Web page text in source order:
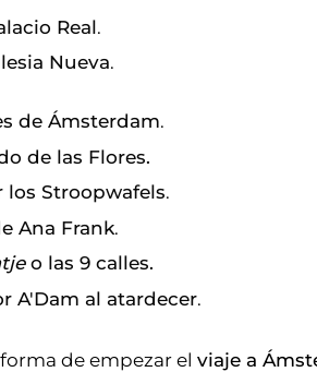
Real.
Nueva.
de Ámsterdam.
de las Flores.
los Stroopwafels.
Ana Frank.
o las 9 calles.
A'Dam al atardecer.
de empezar elviaje a